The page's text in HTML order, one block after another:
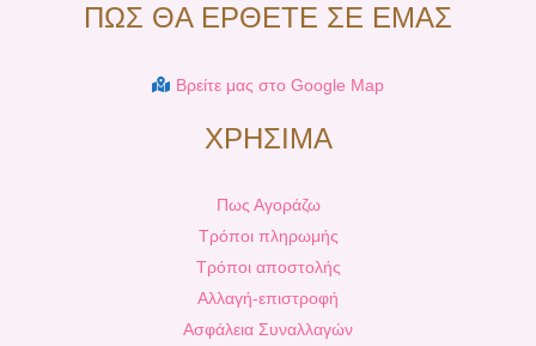
ΠΩΣ ΘΑ ΕΡΘΕΤΕ ΣΕ ΕΜΑΣ
Βρείτε μας στο Google Map
ΧΡΗΣΙΜΑ
Πως Αγοράζω
Τρόποι πληρωμής
Τρόποι αποστολής
Αλλαγή-επιστροφή
Ασφάλεια Συναλλαγών